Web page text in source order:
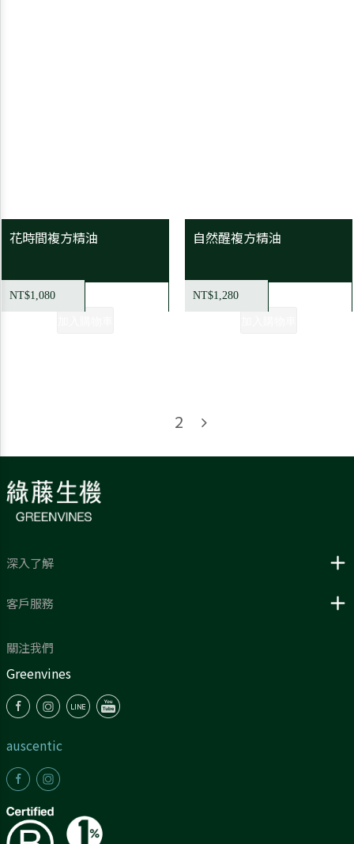
花時間複方精油
NT$1,080
自然醒複方精油
NT$1,280
2
深入了解
客戶服務
關注我們
Greenvines
auscentic